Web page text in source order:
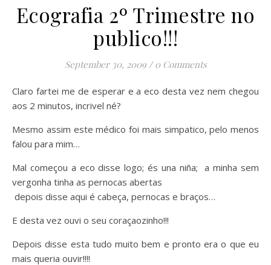
Ecografia 2º Trimestre no
publico!!!
September 30, 2009 / 0 Comments
Claro fartei me de esperar e a eco desta vez nem chegou
aos 2 minutos, incrivel né?
Mesmo assim este médico foi mais simpatico, pelo menos
falou para mim…
Mal começou a eco disse logo; és una niña; a minha sem
vergonha tinha as pernocas abertas
depois disse aqui é cabeça, pernocas e braços…
E desta vez ouvi o seu coraçaozinho!!!
Depois disse esta tudo muito bem e pronto era o que eu
mais queria ouvir!!!!